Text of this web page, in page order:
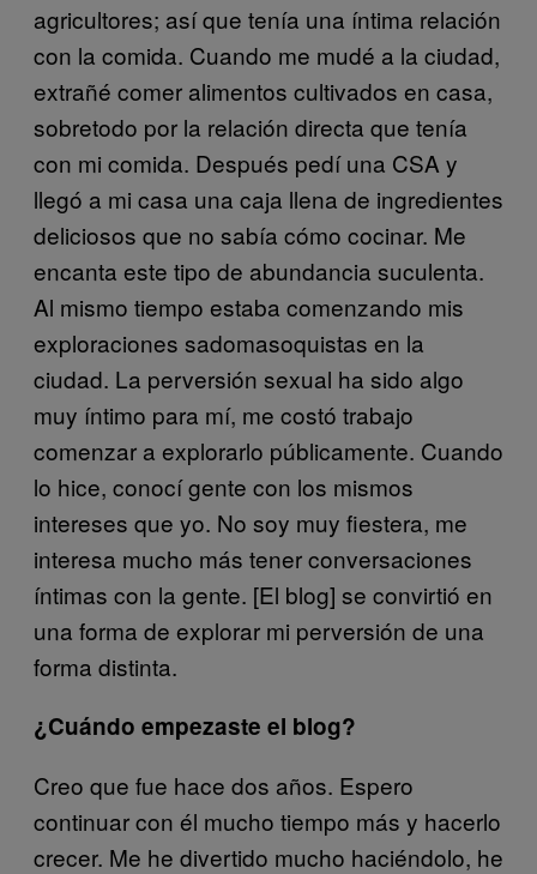
agricultores; así que tenía una íntima relación
con la comida. Cuando me mudé a la ciudad,
extrañé comer alimentos cultivados en casa,
sobretodo por la relación directa que tenía
con mi comida. Después pedí una CSA y
llegó a mi casa una caja llena de ingredientes
deliciosos que no sabía cómo cocinar. Me
encanta este tipo de abundancia suculenta.
Al mismo tiempo estaba comenzando mis
exploraciones sadomasoquistas en la
ciudad. La perversión sexual ha sido algo
muy íntimo para mí, me costó trabajo
comenzar a explorarlo públicamente. Cuando
lo hice, conocí gente con los mismos
intereses que yo. No soy muy fiestera, me
interesa mucho más tener conversaciones
íntimas con la gente. [El blog] se convirtió en
una forma de explorar mi perversión de una
forma distinta.
¿Cuándo empezaste el blog?
Creo que fue hace dos años. Espero
continuar con él mucho tiempo más y hacerlo
crecer. Me he divertido mucho haciéndolo, he